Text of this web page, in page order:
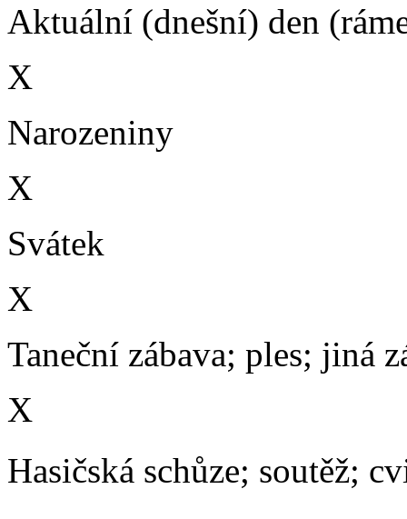
Aktuální (dnešní) den
X
Narozeniny
X
Svátek
X
Taneční zábava; ples; jiná
X
Hasičská schůze; soutěž;